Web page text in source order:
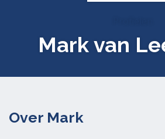
Mark van
Over Mark